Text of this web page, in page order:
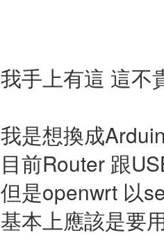
我手上有這 這
我是想換成
目前Router 跟
但是openwrt 以
基本上應該是要